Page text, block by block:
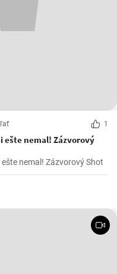
1
Zázvorový
Takýto DOMÁCI ZÁZVOROVÝ SIRUP si ešte nemal! Zázvorový Shot